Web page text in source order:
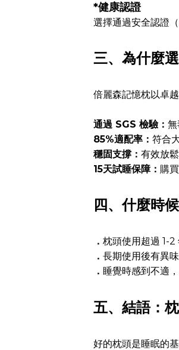
*健康認證
選擇通過安全認證
三、為什麼
倍麗森記憶枕以卓
通過 SGS 檢驗： 無
85%適配率： 符合
穩固支撐： 有效放
15天試睡保障： 購
四、什麼時
． 枕頭使用超過 1-2
． 長期使用後有異
． 睡覺時感到不適
五、結語：
好的枕頭是睡眠的